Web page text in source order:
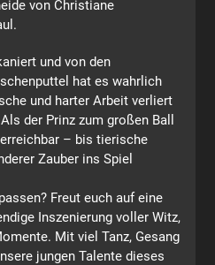
von Christiane
und von den
hat es wahrlich
und harter Arbeit verliert
der Prinz zum großen Ball
– bis tierische
Zauber ins Spiel
Freut euch auf eine
Inszenierung voller Witz,
Mit viel Tanz, Gesang
jungen Talente dieses